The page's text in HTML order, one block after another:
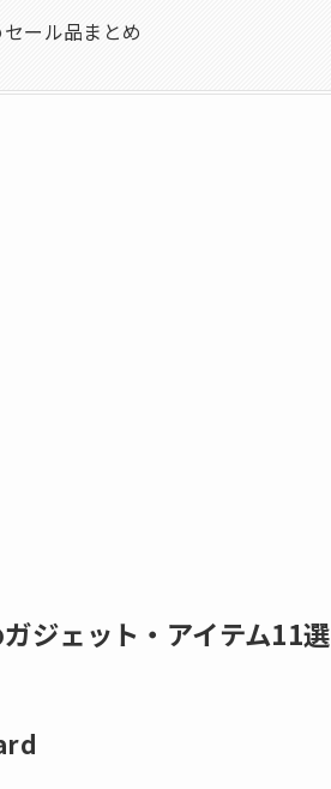
ール品まとめ
ジェット・アイテム11選